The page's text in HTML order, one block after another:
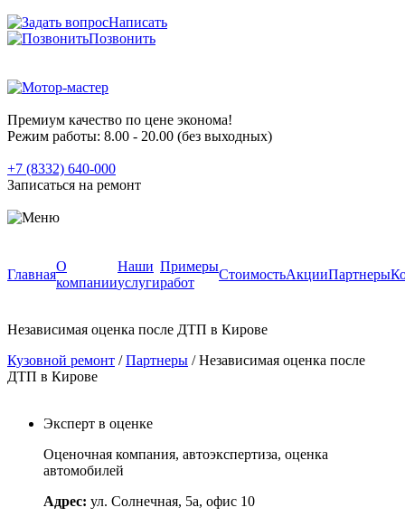
Написать
Позвонить
Премиум качество по цене эконома!
Режим работы: 8.00 - 20.00 (без выходных)
+7 (8332) 640-000
Записаться на ремонт
Главная
О
компании
Наши
услуги
Примеры
работ
СтоимостьАкцииПартнеры
Независимая оценка после ДТП в Кирове
Кузовной ремонт / Партнеры /Независимая оценка после
ДТП в Кирове
Эксперт в оценке
Оценочная компания, автоэкспертиза, оценка
автомобилей
Адрес: ул. Солнечная, 5а, офис 10